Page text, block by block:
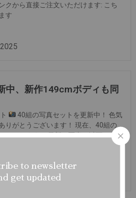
クから直接ご注文いただけます: こち
す
中、新作149cmボディも同
40組の写真セットを更新中！ 色気
りがとうございます！ 現在、40組の
ております。 最新の写真は以下からご
to newsletter
get updated